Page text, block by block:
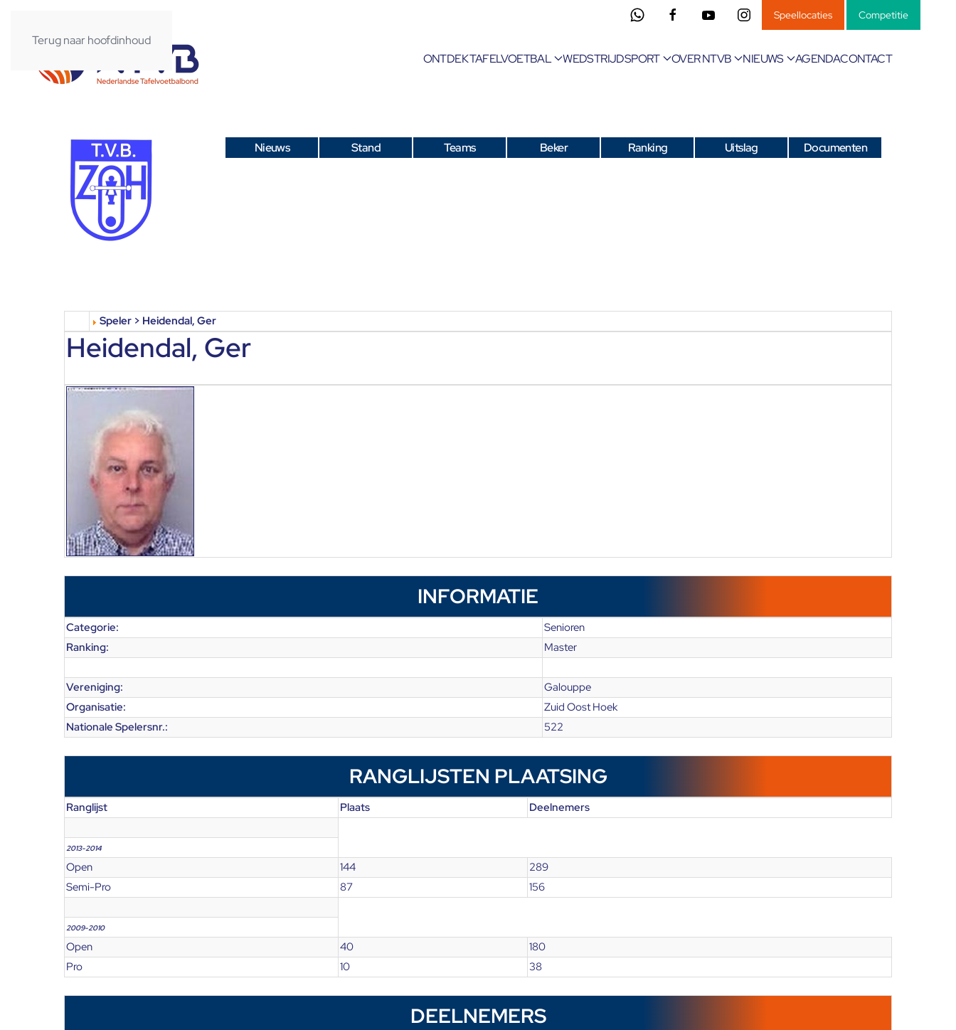
Terug naar hoofdinhoud
Speellocaties Competitie
ONTDEK TAFELVOETBAL WEDSTRIJDSPORT OVER NTVB NIEUWS AGENDACONTACT
Nieuws Stand Teams Beker Ranking Uitslag Documenten
Speler > Heidendal, Ger
Heidendal, Ger
INFORMATIE
Categorie:
Senioren
Ranking:
Master
Vereniging:
Galouppe
Organisatie:
Zuid Oost Hoek
Nationale Spelersnr.:
522
RANGLIJSTEN PLAATSING
Ranglijst Plaats Deelnemers
2013-2014
Open 144
289
Semi-Pro
87 156
2009-2010
Open 40
180
Pro
10 38
DEELNEMERS